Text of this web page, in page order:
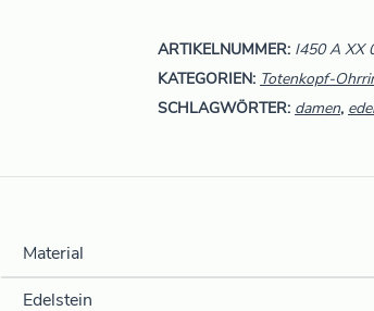
ARTIKELNUMMER: I450 A XX
KATEGORIEN: Totenkopf-
SCHLAGWÖRTER: damen,
Material
Edelstein